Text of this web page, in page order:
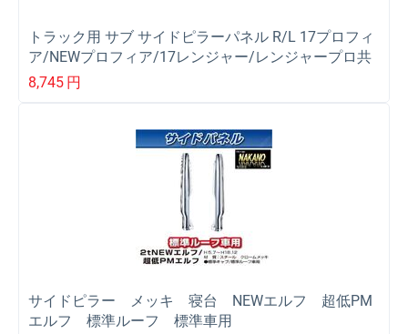
トラック用 サブ サイドピラーパネル R/L 17プロフィ
ア/NEWプロフィア/17レンジャー/レンジャープロ共
用
8,745 円
サイドピラー メッキ 寝台 NEWエルフ 超低PM
エルフ 標準ルーフ 標準車用